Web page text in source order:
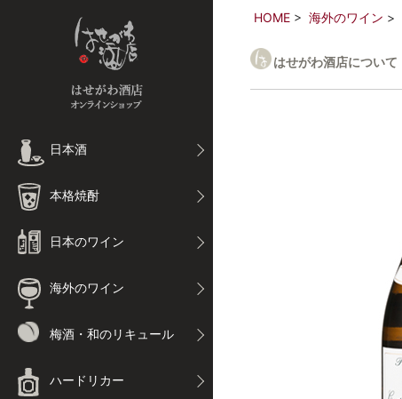
日本酒
本格焼酎
日本のワイン
海外のワイン
梅酒・和のリキュール
ハードリカー
HOME 海外のワイン
はせがわ酒店について